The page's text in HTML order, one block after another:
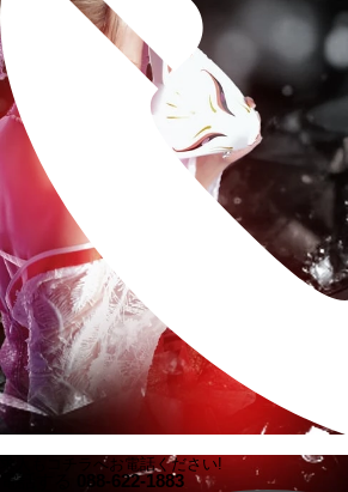
求人もコチラへお電話ください!
電話する 088-622-1883